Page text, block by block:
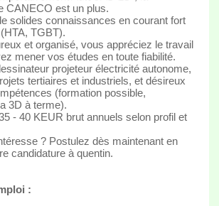
CANECO est un plus.
solides connaissances en courant fort
TGBT).
et organisé, vous appréciez le travail
mener vos études en toute fiabilité.
projeteur électricité autonome,
tertiaires et industriels, et désireux
(formation possible,
3D à terme).
- 40 KEUR brut annuels selon profil et
? Postulez dès maintenant en
candidature à quentin.
: